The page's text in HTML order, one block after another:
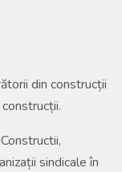
din construcții
sindicale în